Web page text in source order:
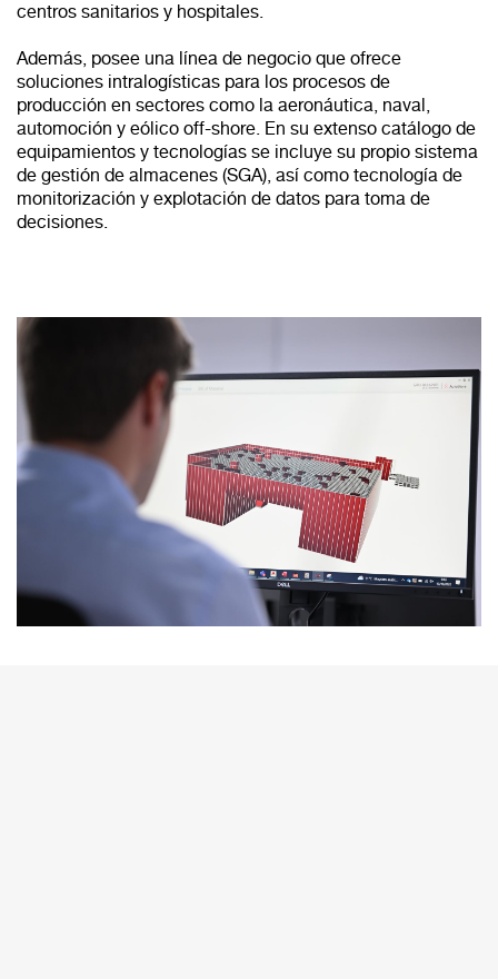
centros sanitarios y hospitales.
Además, posee una línea de negocio que ofrece
soluciones intralogísticas para los procesos de
producción en sectores como la aeronáutica, naval,
automoción y eólico off-shore. En su extenso catálogo de
equipamientos y tecnologías se incluye su propio sistema
de gestión de almacenes (SGA), así como tecnología de
monitorización y explotación de datos para toma de
decisiones.